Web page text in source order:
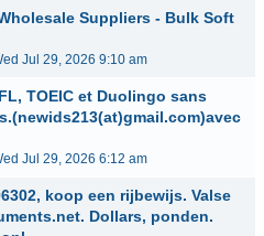
Suppliers - Bulk Soft
Jul 29, 2026 9:10 am
TOEIC et Duolingo sans
Jul 29, 2026 6:12 am
koop een rijbewijs. Valse
Dollars, ponden.